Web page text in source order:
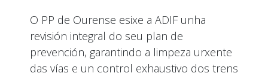
O PP de Ourense esixe a ADIF unha
revisión integral do seu plan de
prevención, garantindo a limpeza urxente
das vías e un control exhaustivo dos trens